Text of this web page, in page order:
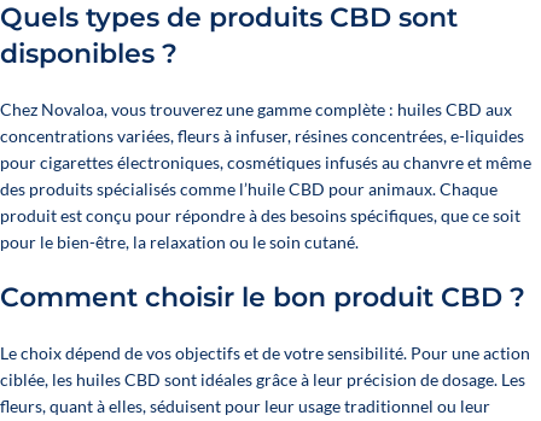
Quels types de produits CBD sont
disponibles ?
Chez Novaloa, vous trouverez une gamme complète : huiles CBD aux
concentrations variées, fleurs à infuser, résines concentrées, e-liquides
pour cigarettes électroniques, cosmétiques infusés au chanvre et même
des produits spécialisés comme l’huile CBD pour animaux. Chaque
produit est conçu pour répondre à des besoins spécifiques, que ce soit
pour le bien-être, la relaxation ou le soin cutané.
Comment choisir le bon produit CBD ?
Le choix dépend de vos objectifs et de votre sensibilité. Pour une action
ciblée, les huiles CBD sont idéales grâce à leur précision de dosage. Les
fleurs, quant à elles, séduisent pour leur usage traditionnel ou leur